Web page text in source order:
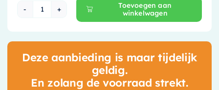
Hotbath Mate Glijstang - 90 cm - Chroom -
Toevoegen aan
winkelwagen
Deze aanbieding is maar tijdelijk
geldig.
En zolang de voorraad strekt.